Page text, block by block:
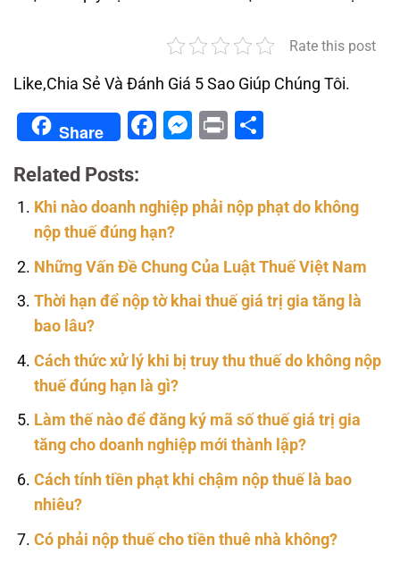
Rate this post
Like,Chia Sẻ Và Đánh Giá 5 Sao Giúp Chúng Tôi.
Share Facebook
Messenger
Print
Related Posts:
Khi nào doanh nghiệp phải nộp phạt do không
nộp thuế đúng hạn?
Những Vấn Đề Chung Của Luật Thuế Việt Nam
Thời hạn để nộp tờ khai thuế giá trị gia tăng là
bao lâu?
Cách thức xử lý khi bị truy thu thuế do không nộp
thuế đúng hạn là gì?
Làm thế nào để đăng ký mã số thuế giá trị gia
tăng cho doanh nghiệp mới thành lập?
Cách tính tiền phạt khi chậm nộp thuế là bao
nhiêu?
Có phải nộp thuế cho tiền thuê nhà không?